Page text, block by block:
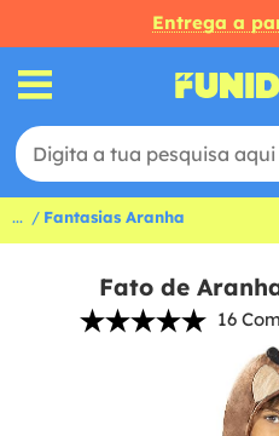
Entrega a
... Fantasias Aranha
Fato de
16